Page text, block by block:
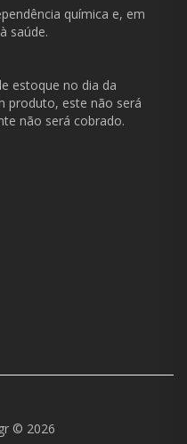
química e, em
saúde.
estoque no dia da
produto, este não será
não será cobrado.
© 2026